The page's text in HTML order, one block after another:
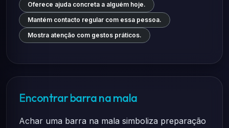
Oferece ajuda concreta a alguém hoje.
Mantém contacto regular com essa pessoa.
Mostra atenção com gestos práticos.
Encontrar barra na mala
Achar uma barra na mala simboliza preparação